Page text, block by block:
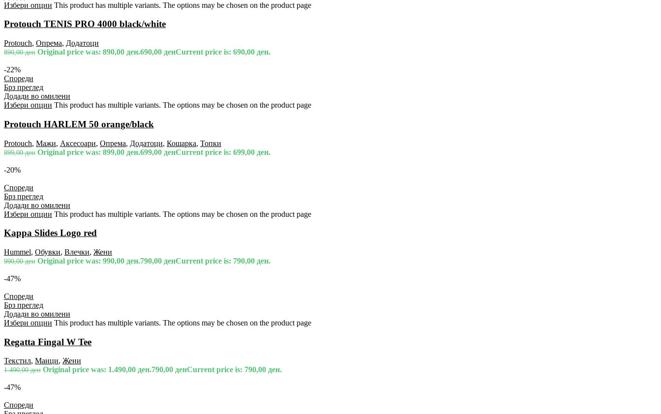
Избери опции This product has multiple variants. The options may be chosen on the product page
Protouch TENIS PRO 4000 black/white
Protouch, Опрема, Додатоци
890,00ден Original price was: 890,00 ден.690,00 денCurrent price is: 690,00 ден.
-22%
Спореди
Брз преглед
Додади во омилени
Избери опции This product has multiple variants. The options may be chosen on the product page
Protouch HARLEM 50 orange/black
Protouch, Мажи, Аксесоари, Опрема, Додатоци, Кошарка, Топки
899,00ден Original price was: 899,00 ден.699,00 денCurrent price is: 699,00 ден.
-20%
Спореди
Брз преглед
Додади во омилени
Избери опции This product has multiple variants. The options may be chosen on the product page
Kappa Slides Logo red
Hummel, Обувки, Влечки, Жени
990,00ден Original price was: 990,00 ден.790,00 денCurrent price is: 790,00 ден.
-47%
Спореди
Брз преглед
Додади во омилени
Избери опции This product has multiple variants. The options may be chosen on the product page
Regatta Fingal W Tee
Текстил, Маици, Жени
1.490,00ден Original price was: 1.490,00 ден.790,00 денCurrent price is: 790,00 ден.
-47%
Спореди